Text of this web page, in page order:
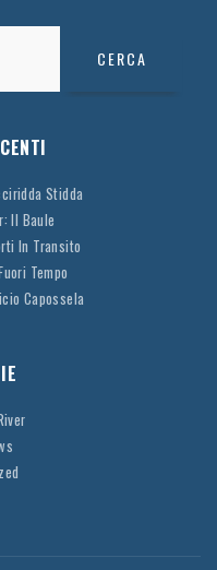
Stidda
Il Baule
In Transito
Tempo
Capossela